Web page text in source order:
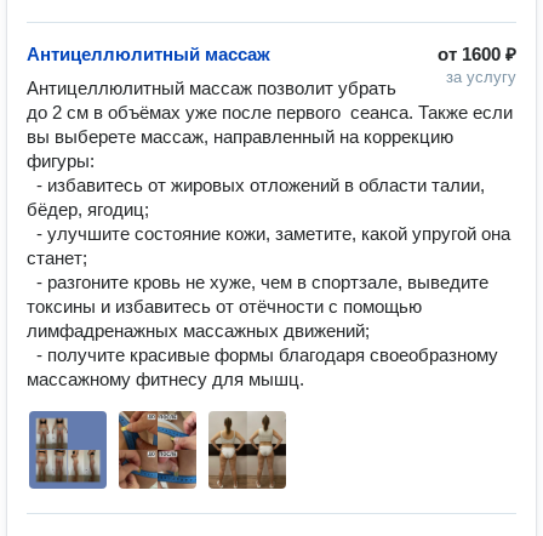
от 1600 ₽
за услугу
Антицеллюлитный массаж
Антицеллюлитный массаж позволит убрать
до 2 см в объёмах уже после первого  сеанса. Также если
вы выберете массаж, направленный на коррекцию
фигуры:
бёдер, ягодиц;
станет;
токсины и избавитесь от отёчности с помощью
лимфадренажных массажных движений;
массажному фитнесу для мышц.